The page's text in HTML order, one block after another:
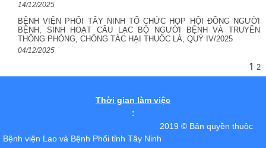
14/12/2025
BỆNH VIỆN PHỔI TÂY NINH TỔ CHỨC HỌP HỘI ĐỒNG NGƯỜI
BỆNH, SINH HOẠT CÂU LẠC BỘ NGƯỜI BỆNH VÀ TRUYỀN
THÔNG PHÒNG, CHỐNG TÁC HẠI THUỐC LÁ, QUÝ IV/2025
04/12/2025
1 2
Thời gian làm việc
:
2019 © Bản quyền thuộc
Bệnh viện Lao và Bệnh Phổi tỉnh Tây Ninh